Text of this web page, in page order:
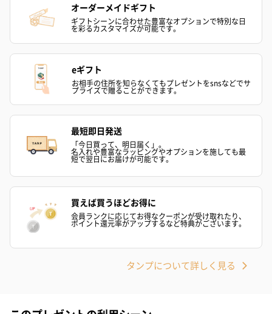
フラワーテディベア
（2,390円）
テディベア（バニラ）
（1,760円）
ル）（1,760円
紅茶・コーヒー・スイーツ
への＋αにおすすめです。
（660円）
円）
オーダーメイドギフト
ギフトシーンに合わせた豊富なオプションで特別な日
を彩るカスタマイズが可能です。
eギフト
お相手の住所を知らなくてもプレゼントをsnsなどでサ
プライズで贈ることができます。
最短即日発送
「今日買って、明日届く」。
名入れや豊富なラッピングやオプションを施しても最
短で翌日にお届けが可能です。
買えば買うほどお得に
会員ランクに応じてお得なクーポンが受け取れたり、
ポイント還元率がアップするなど特典がございます。
タンプについて詳しく見る